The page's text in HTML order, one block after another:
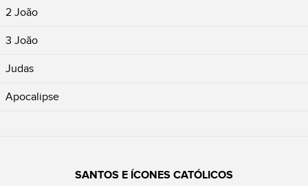
2 João
3 João
Judas
Apocalipse
SANTOS E ÍCONES CATÓLICOS